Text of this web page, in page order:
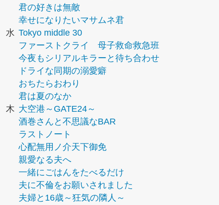
君の好きは無敵
幸せになりたいマサムネ君
水 Tokyo middle 30
ファーストクライ 母子救命救急班
今夜もシリアルキラーと待ち合わせ
ドライな同期の溺愛癖
おちたらおわり
君は夏のなか
木 大空港～GATE24～
酒巻さんと不思議なBAR
ラストノート
心配無用ノ介天下御免
親愛なる夫へ
一緒にごはんをたべるだけ
夫に不倫をお願いされました
夫婦と16歳～狂気の隣人～